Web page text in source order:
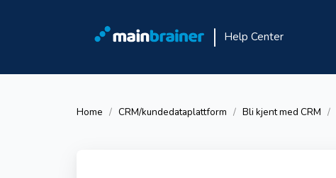
Help Center
Home CRM/kundedataplattform Bli kjent med CRM